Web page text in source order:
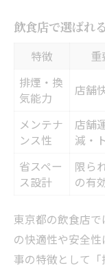
飲食店で選ばれ
特徴 重
排煙・換
気能力
店舗
メンテナ
ンス性
店舗
減・
省スペー
ス設計
限ら
の有
東京都の飲食店
の快適性や安全
事の特徴として